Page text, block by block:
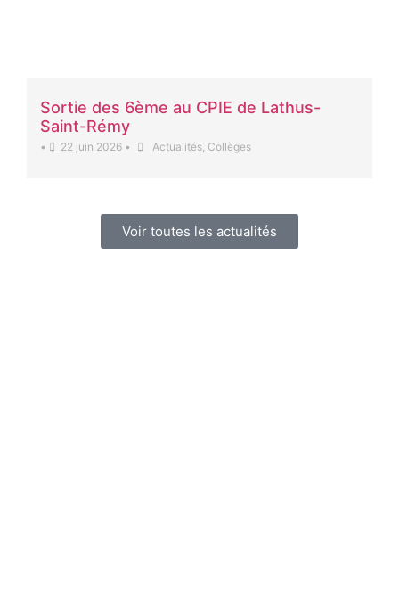
Sortie des 6ème au CPIE de Lathus-
Saint-Rémy
• 22 juin 2026 • Actualités Collèges
Voir toutes les actualités